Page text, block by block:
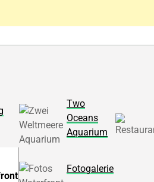
Two
Oceans
Aquarium
Fotogalerie